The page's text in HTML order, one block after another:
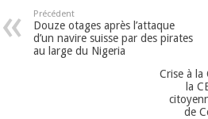
Précédent
Douze otages après l’attaque
d’un navire suisse par des pirates
au large du Nigeria
Crise à
la
de